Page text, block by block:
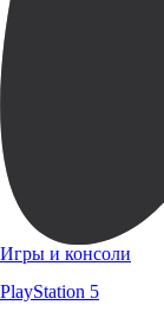
Игры и консоли
PlayStation 5